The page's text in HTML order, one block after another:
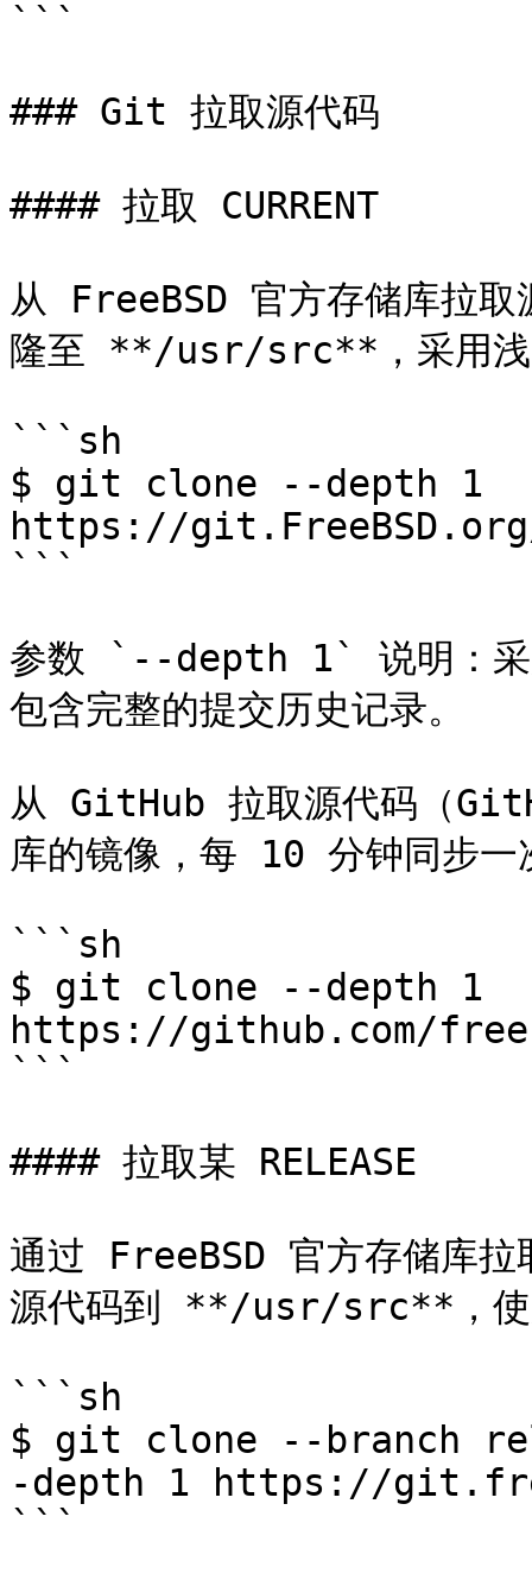
```
### Git 拉取源代码
#### 拉取 CURRENT
从 FreeBSD 官方存储库拉
隆至 **/usr/src**，采用浅
```sh
$ git clone --depth 1
https://
```
参数 `--depth 1` 说明：采
包含完整的提交历史记录。
从 GitHub 拉取源代码（
库的镜像，每 10 分钟同步一
```sh
$ git clone --depth 1
https://github.com/
```
#### 拉取某 RELEASE
通过 FreeBSD 官方存储库
源代码到 **/usr/src**，使
```sh
$ git clone --branch
-depth 1 https://
```